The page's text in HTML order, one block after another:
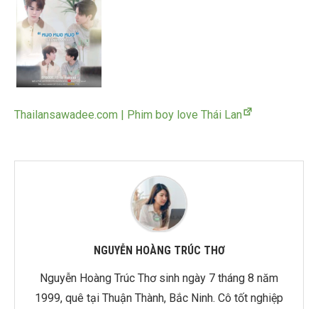
Thailansawadee.com | Phim boy love Thái Lan
NGUYỄN HOÀNG TRÚC THƠ
Nguyễn Hoàng Trúc Thơ sinh ngày 7 tháng 8 năm
1999, quê tại Thuận Thành, Bắc Ninh. Cô tốt nghiệp